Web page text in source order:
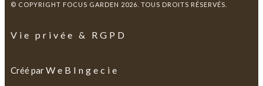
© COPYRIGHT FOCUS GARDEN 2026. TOUS DROITS RÉSERVÉS.
Vie privée & RGPD
Créé parWeBIngecie